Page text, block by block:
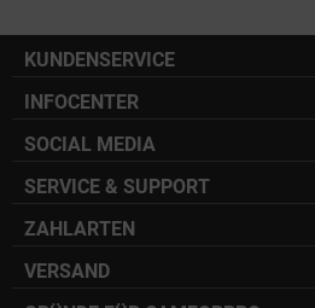
KUNDENSERVICE
INFOCENTER
SOCIAL MEDIA
SERVICE & SUPPORT
ZAHLARTEN
VERSAND